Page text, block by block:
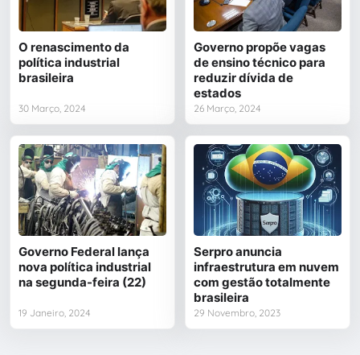
O renascimento da
política industrial
brasileira
30 Março, 2024
Governo propõe vagas
de ensino técnico para
reduzir dívida de
estados
26 Março, 2024
Governo Federal lança
nova política industrial
na segunda-feira (22)
19 Janeiro, 2024
Serpro anuncia
infraestrutura em nuvem
com gestão totalmente
brasileira
29 Novembro, 2023